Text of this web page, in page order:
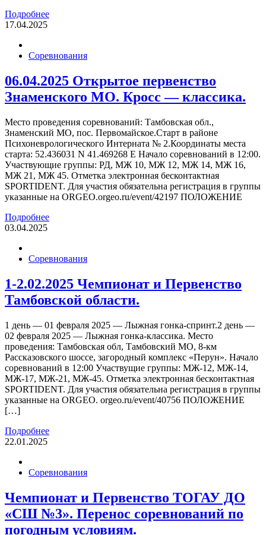
Подробнее
17.04.2025
Соревнования
06.04.2025 Открытое первенство
Знаменского МО. Кросс — классика.
Место проведения соревнований: Тамбовская обл.,
Знаменский МО, пос. Первомайское.Старт в районе
Психоневрологического Интерната № 2.Координаты места
старта: 52.436031 N 41.469268 E Начало соревнований в 12:00.
Участвующие группы: РД, МЖ 10, МЖ 12, МЖ 14, МЖ 16,
МЖ 21, МЖ 45. Отметка электронная бесконтактная
SPORTIDENT. Для участия обязательна регистрация в группы
указанные на ORGEO.orgeo.ru/event/42197 ПОЛОЖЕНИЕ
Подробнее
03.04.2025
Соревнования
1-2.02.2025 Чемпионат и Первенство
Тамбовской области.
1 день — 01 февраля 2025 — Лыжная гонка-спринт.2 день —
02 февраля 2025 — Лыжная гонка-классика. Место
проведения: Тамбовская обл, Тамбовский МО, 8-км
Рассказовского шоссе, загородный комплекс «Перун». Начало
соревнований в 12:00 Участвущие группы: МЖ-12, МЖ-14,
МЖ-17, МЖ-21, МЖ-45. Отметка электронная бесконтактная
SPORTIDENT. Для участия обязательна регистрация в группы
указанные на ORGEO. orgeo.ru/event/40756 ПОЛОЖЕНИЕ
[…]
Подробнее
22.01.2025
Соревнования
Чемпионат и Первенство ТОГАУ ДО
«СШ №3». Перенос соревнований по
погодным условиям.